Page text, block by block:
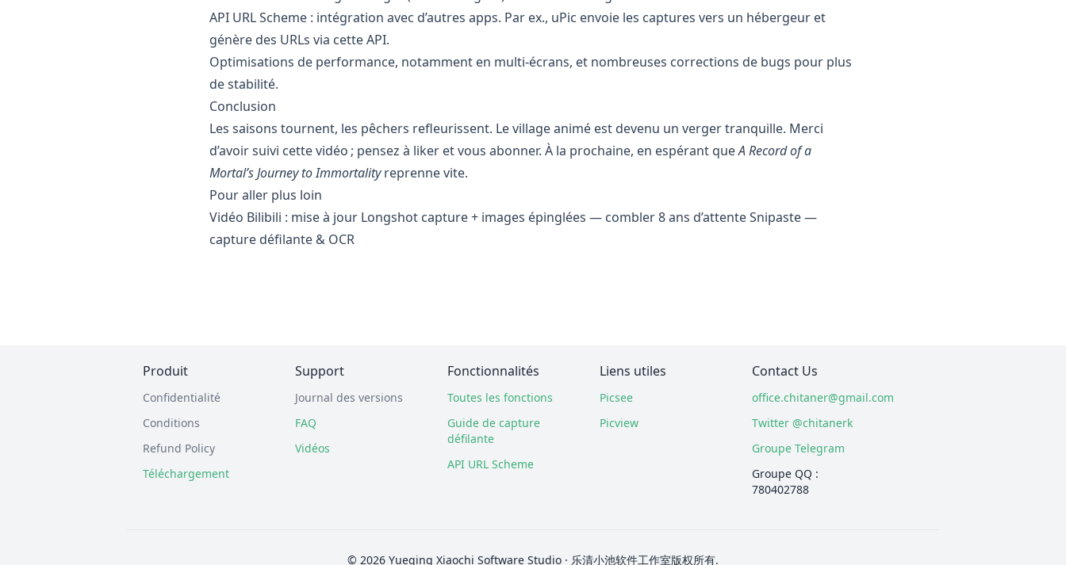
API URL Scheme : intégration avec d’autres apps. Par ex., uPic envoie les captures vers un hébergeur et
génère des URLs via cette API.
Optimisations de performance, notamment en multi‑écrans, et nombreuses corrections de bugs pour plus
de stabilité.
Conclusion
Les saisons tournent, les pêchers refleurissent. Le village animé est devenu un verger tranquille. Merci
d’avoir suivi cette vidéo ; pensez à liker et vous abonner. À la prochaine, en espérant queA Record of a
Mortal’s Journey to Immortalityreprenne vite.
Pour aller plus loin
Vidéo Bilibili : mise à jour Longshot capture + images épinglées — combler 8 ans d’attente Snipaste —
capture défilante & OCR
Produit
Confidentialité
Conditions
Refund Policy
Téléchargement
Support
Journal des versions
FAQ
Vidéos
Fonctionnalités
Toutes les fonctions
Guide de capture
défilante
API URL Scheme
Liens utiles
Picsee
Picview
Contact Us
office.chitaner@gmail.com
Twitter @chitanerk
Groupe Telegram
Groupe QQ :
780402788
© 2026 Yueqing Xiaochi Software Studio · 乐清小池软件工作室版权所有.